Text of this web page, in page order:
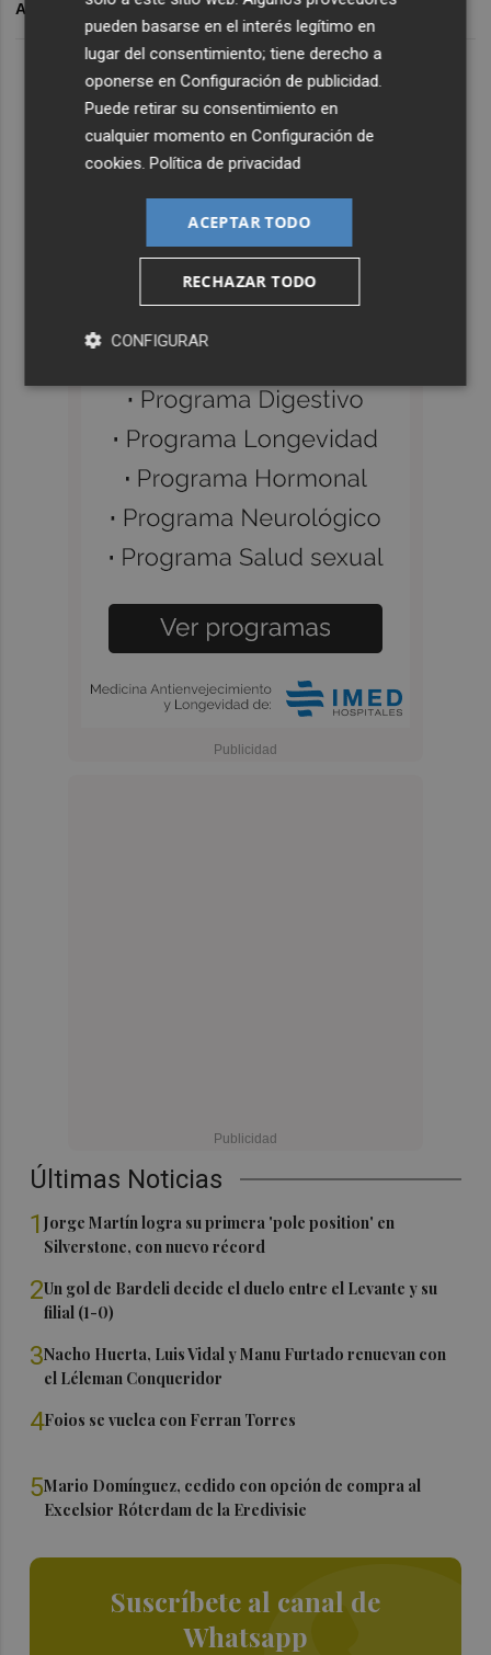
Últimas Noticias
1Jorge Martín logra su primera 'pole position' en
Silverstone, con nuevo récord
2Un gol de Bardeli decide el duelo entre el Levante y su
filial (1-0)
3Nacho Huerta, Luis Vidal y Manu Furtado renuevan con
el Léleman Conqueridor
4Foios se vuelca con Ferran Torres
5Mario Domínguez, cedido con opción de compra al
Excelsior Róterdam de la Eredivisie
Suscríbete al canal de
Whatsapp
ARCHIVADO EN
pueden basarse en el interés legítimo en
lugar del consentimiento; tiene derecho a
oponerse enConfiguración de publicidad
Puede retirar su consentimiento en
cualquier momento enConfiguración de
cookies .Política de privacidad
ACEPTAR TODO
RECHAZAR TODO
CONFIGURAR